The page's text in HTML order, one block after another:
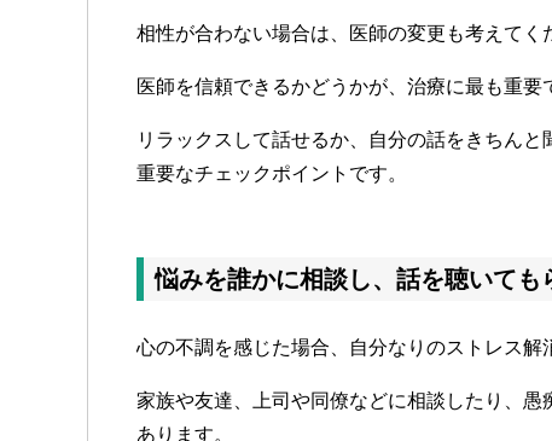
相性が合わない場合は、医師の変更も考えてく
医師を信頼できるかどうかが、治療に最も重要
リラックスして話せるか、自分の話をきちん
重要なチェックポイントです。
悩みを誰かに相談し、話を聴いても
心の不調を感じた場合、自分なりのストレス解
家族や友達、上司や同僚などに相談したり、
あります。